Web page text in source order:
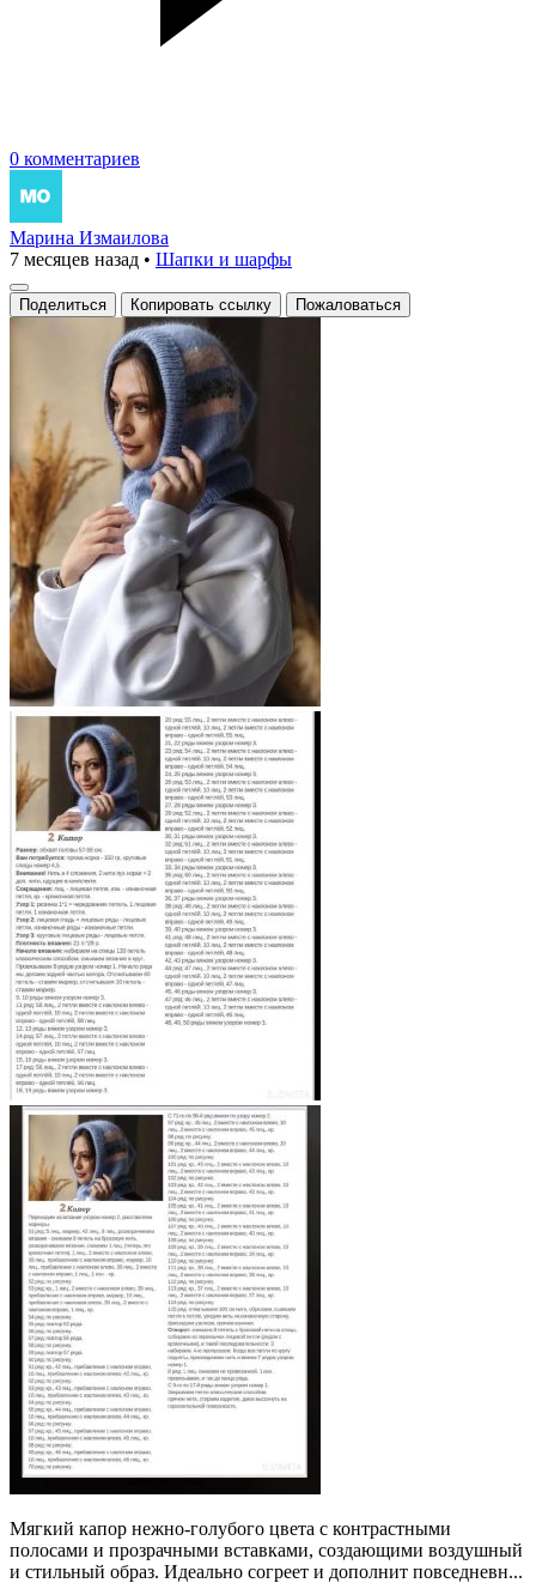
0 комментариев
Марина Измаилова
7 месяцев назад • Шапки и шарфы
Поделиться Копировать ссылку Пожаловаться
Мягкий капор нежно-голубого цвета с контрастными
полосами и прозрачными вставками, создающими воздушный
и стильный образ. Идеально согреет и дополнит повседневн...